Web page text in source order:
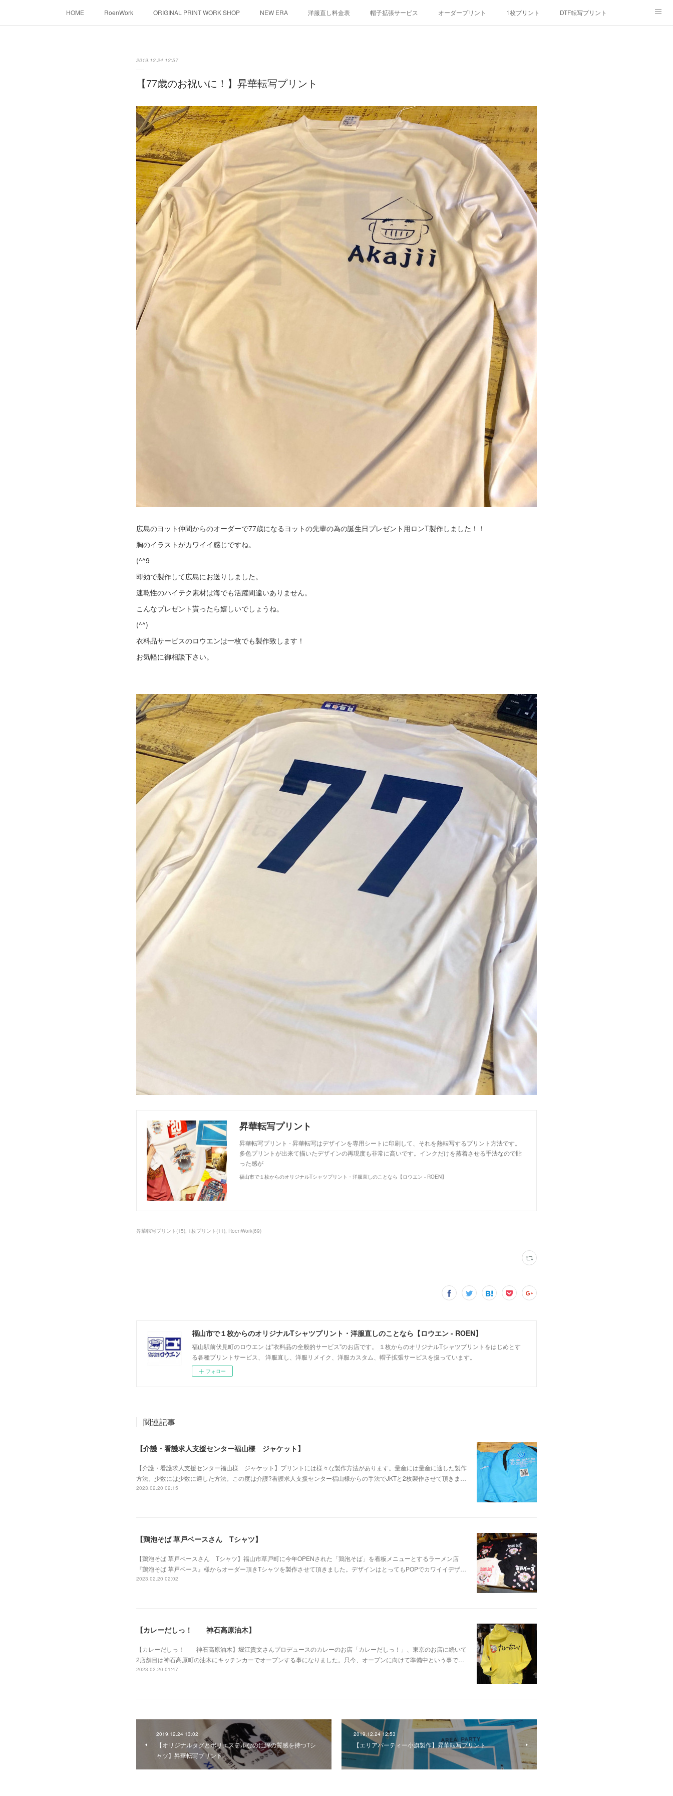
HOME RoenWork ORIGINAL PRINT WORK SHOP NEW ERA 洋服直し料金表 帽子拡張サービス オーダープリント 1枚プリント DTF転写プリント
2019.12.24 12:57
【77歳のお祝いに！】昇華転写プリント
広島のヨット仲間からのオーダーで77歳になるヨットの先輩の為の誕生日プレゼント用ロンT製作しました！！
胸のイラストがカワイイ感じですね。
(^^9
即効で製作して広島にお送りしました。
速乾性のハイテク素材は海でも活躍間違いありません。
こんなプレゼント貰ったら嬉しいでしょうね。
(^^)
衣料品サービスのロウエンは一枚でも製作致します！
お気軽に御相談下さい。
昇華転写プリント
昇華転写プリント - 昇華転写はデザインを専用シートに印刷して、それを熱転写するプリント方法です。
多色プリントが出来て描いたデザインの再現度も非常に高いです。インクだけを蒸着させる手法なので貼
った感が
福山市で１枚からのオリジナルTシャツプリント・洋服直しのことなら【ロウエン - ROEN】
昇華転写プリント (15) 1枚プリント (11) RoenWork(69)
福山市で１枚からのオリジナルTシャツプリント・洋服直しのことなら【ロウエン - ROEN】
福山駅前伏見町のロウエン は"衣料品の全般的サービス"のお店です。 １枚からのオリジナルTシャツプリントをはじめとす
る各種プリントサービス、 洋服直し、洋服リメイク、洋服カスタム、帽子拡張サービスを扱っています。
フォロー
関連記事
【介護・看護求人支援センター福山様 ジャケット】
【介護・看護求人支援センター福山様 ジャケット】プリントには様々な製作方法があります。量産には量産に適した製作
方法。少数には少数に適した方法。この度は介護?看護求人支援センター福山様からの手法でJKTと2枚製作させて頂きま…
2023.02.20 02:15
【鶏泡そば 草戸ベースさん Tシャツ】
【鶏泡そば 草戸ベースさん Tシャツ】福山市草戸町に今年OPENされた「鶏泡そば」を看板メニューとするラーメン店
『鶏泡そば 草戸ベース』様からオーダー頂きTシャツを製作させて頂きました。デザインはとってもPOPでカワイイデザ…
2023.02.20 02:02
【カレーだしっ！ 神石高原油木】
【カレーだしっ！ 神石高原油木】堀江貴文さんプロデュースのカレーのお店「カレーだしっ！」、東京のお店に続いて
2店舗目は神石高原町の油木にキッチンカーでオープンする事になりました。只今、オープンに向けて準備中という事で…
2023.02.20 01:47
2019.12.24 13:02
【オリジナルタグとポリエステルなのに綿の質感を持つTシ
ャツ】昇華転写プリント
2019.12.24 12:53
【エリアパーティー小旗製作】昇華転写プリント